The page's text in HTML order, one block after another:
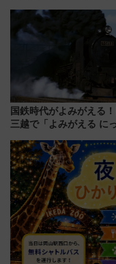
など注目の全6店舗 「博
通り」も一新
国鉄時代がよみがえる
三越で「よみがえる に
敬の名作写真も、駅弁
同時開催！